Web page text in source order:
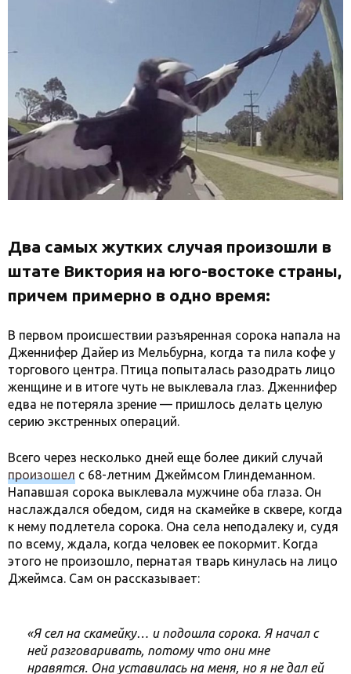
Два самых жутких случая произошли в
штате Виктория на юго-востоке страны,
причем примерно в одно время:
В первом происшествии разъяренная сорока напала на
Дженнифер Дайер из Мельбурна, когда та пила кофе у
торгового центра. Птица попыталась разодрать лицо
женщине и в итоге чуть не выклевала глаз. Дженнифер
едва не потеряла зрение — пришлось делать целую
серию экстренных операций.
Всего через несколько дней еще более дикий случай
произошел с 68-летним Джеймсом Глиндеманном.
Напавшая сорока выклевала мужчине оба глаза. Он
наслаждался обедом, сидя на скамейке в сквере, когда
к нему подлетела сорока. Она села неподалеку и, судя
по всему, ждала, когда человек ее покормит. Когда
этого не произошло, пернатая тварь кинулась на лицо
Джеймса. Сам он рассказывает:
«Я сел на скамейку… и подошла сорока. Я начал с
ней разговаривать, потому что они мне
нравятся. Она уставилась на меня, но я не дал ей